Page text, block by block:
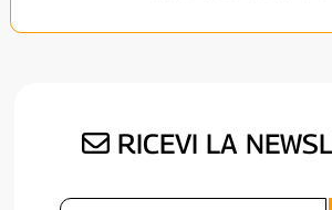
RICEVI LA